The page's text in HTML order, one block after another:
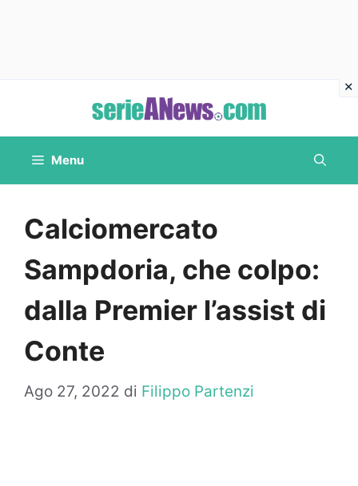
contenuto
Menu
Calciomercato
Sampdoria, che colpo:
dalla Premier l’assist di
Conte
Ago 27, 2022 di Filippo Partenzi